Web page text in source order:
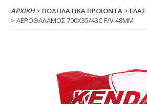
ΑΡΧΙΚΉ> ΠΟΔΗΛΑΤΙΚΑ ΠΡΟΪΟΝΤΑ >
> ΑΕΡΟΘΑΛΑΜΟΣ 700Χ35/43C F/V 48ΜΜ